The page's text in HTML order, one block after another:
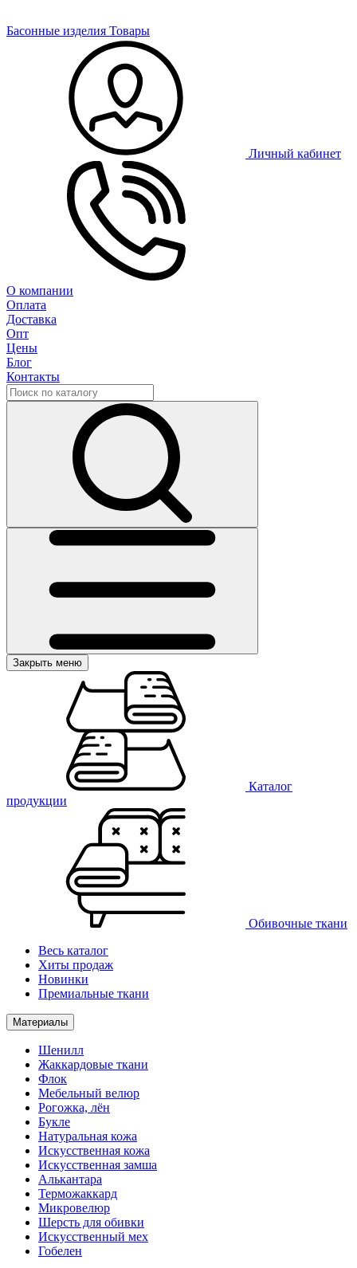
Басонные изделия Товары
Личный кабинет
О компании
Оплата
Доставка
Опт
Цены
Блог
Контакты
Закрыть меню
Каталог
продукции
Обивочные ткани
Весь каталог
Хиты продаж
Новинки
Премиальные ткани
Материалы
Шенилл
Жаккардовые ткани
Флок
Мебельный велюр
Рогожка, лён
Букле
Натуральная кожа
Искусственная кожа
Искусственная замша
Алькантара
Терможаккард
Микровелюр
Шерсть для обивки
Искусственный мех
Гобелен